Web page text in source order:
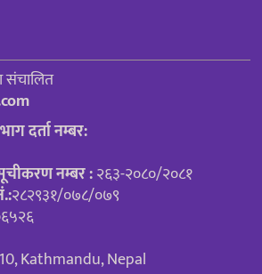
संचालित
दर्ता नम्बर:
नम्बर :२६३-२०८०/२०८१
२८२९३१/०७८/०७९
Kathmandu, Nepal